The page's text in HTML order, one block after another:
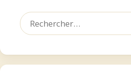
Rechercher :